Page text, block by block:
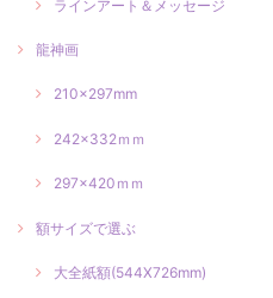
ラインアート＆メッセージ
龍神画
210×297mm
242×332ｍｍ
297×420ｍｍ
額サイズで選ぶ
大全紙額(544X726mm)